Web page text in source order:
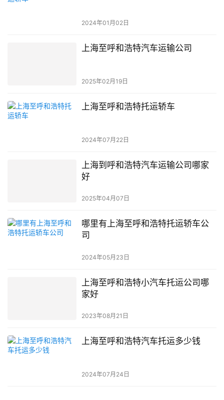
2024年01月02日
上海至呼和浩特汽车运输公司
2025年02月19日
上海至呼和浩特托运轿车
2024年07月22日
上海到呼和浩特汽车运输公司哪家
好
2025年04月07日
哪里有上海至呼和浩特托运轿车公
司
2024年05月23日
上海至呼和浩特小汽车托运公司哪
家好
2023年08月21日
上海至呼和浩特汽车托运多少钱
2024年07月24日